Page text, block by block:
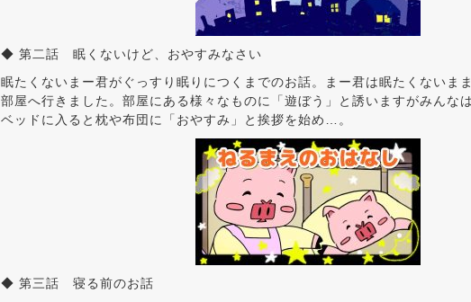
◆ 第二話 眠くないけど、おやすみなさい
眠たくないまー君がぐっすり眠りにつくまでのお話。まー君は眠たくないま
部屋へ行きました。部屋にある様々なものに「遊ぼう」と誘いますがみんな
ベッドに入ると枕や布団に「おやすみ」と挨拶を始め…。
◆ 第三話 寝る前のお話